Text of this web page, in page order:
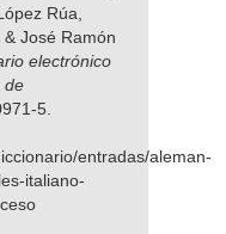
Rúa,
José Ramón
electrónico
de
5.
entradas/aleman-
italiano-